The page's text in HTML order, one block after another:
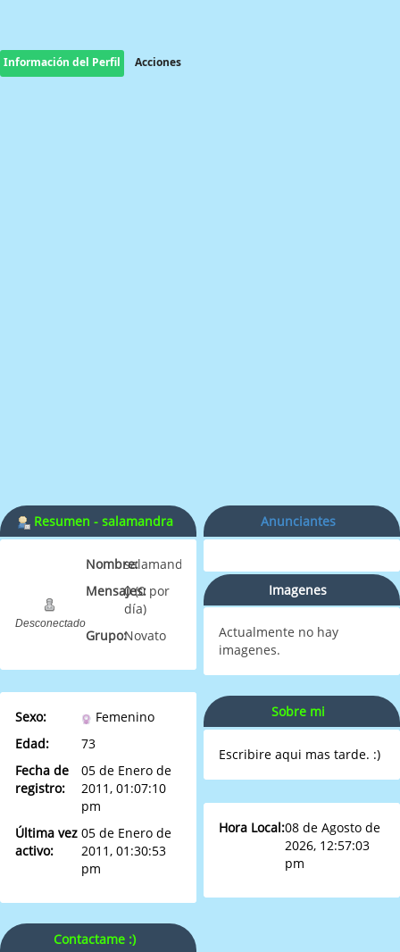
Información del Perfil Acciones
Resumen - salamandra
Desconectado
Nombre:salamandra
Mensajes:0 (0 por
día)
Grupo:Novato
Sexo:
Femenino
Edad:
73
Fecha de
registro:
05 de Enero de
2011, 01:07:10
pm
Última vez
activo:
05 de Enero de
2011, 01:30:53
pm
Contactame :)
Anunciantes
Imagenes
Actualmente no hay
imagenes.
Sobre mi
Escribire aqui mas tarde. :)
Hora Local:08 de Agosto de
2026, 12:57:03
pm